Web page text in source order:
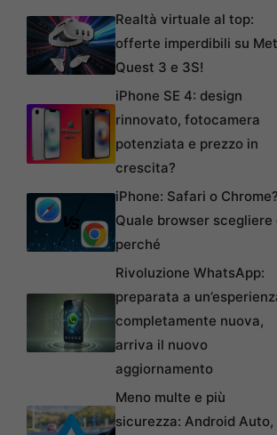
Realtà virtuale al top:
offerte imperdibili su
Quest 3 e 3S!
iPhone SE 4: design
rinnovato, fotocamera
potenziata e prezzo in
crescita?
iPhone: Safari o Chrome?
Quale browser scegliere
perché
Rivoluzione WhatsApp:
preparata a
completamente nuova,
arriva il nuovo
aggiornamento
Meno multe e più
sicurezza: Android Auto,